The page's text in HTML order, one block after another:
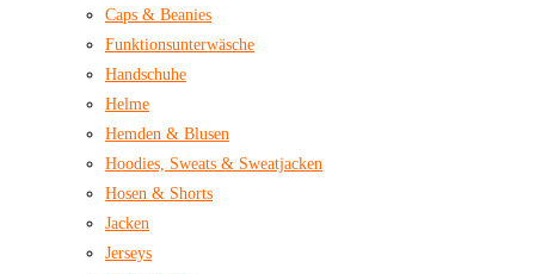
Caps & Beanies
Funktionsunterwäsche
Handschuhe
Helme
Hemden & Blusen
Hoodies, Sweats & Sweatjacken
Hosen & Shorts
Jacken
Jerseys